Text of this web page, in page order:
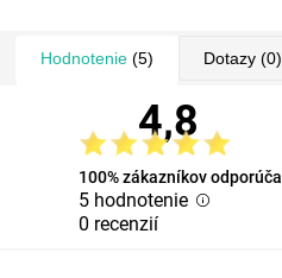
Hodnotenie(5) Dotazy(0)
4,8
100% zákazníkov odporúča
5 hodnotenie
0 recenzií